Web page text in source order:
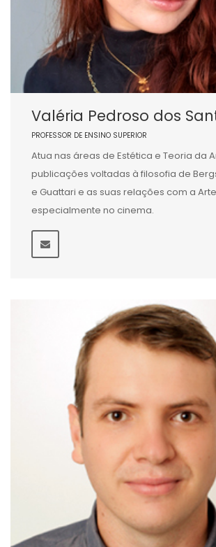
Valéria Pedroso dos
PROFESSOR DE ENSINO SUPERIOR
Atua nas áreas de Estética e Teoria da
publicações voltadas à filosofia de
e Guattari e as suas relações com a
especialmente no cinema.